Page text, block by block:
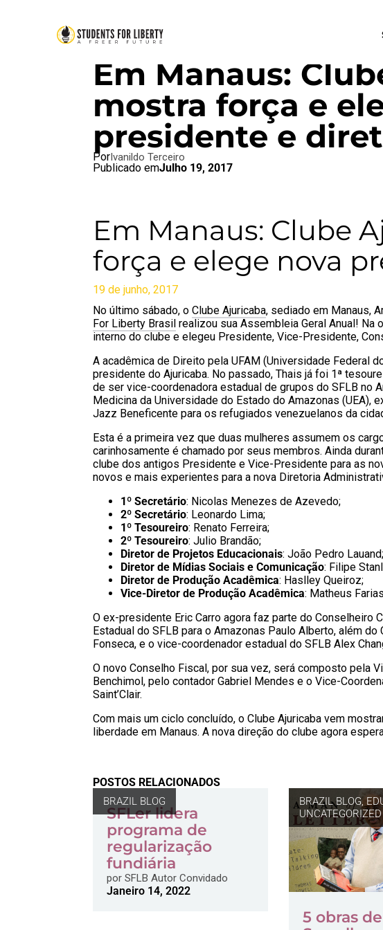
Em Manaus:
mostra força e
presidente e
PorIvanildo Terceiro
Publicado emJulho 19, 2017
Em Manaus: Clube
força e elege nova
19 de junho, 2017
No último sábado, oClube Ajuricaba, sediado em Manaus,
For Liberty Brasil realizou sua Assembleia Geral Anual! Na
interno do clube e elegeu Presidente, Vice-Presidente,
A acadêmica de Direito pela UFAM (Universidade Federal
presidente do Ajuricaba. No passado, Thais já foi 1ª
de ser vice-coordenadora estadual de grupos do SFLB no
Medicina da Universidade do Estado do Amazonas (UEA),
Jazz Beneficente para os refugiados venezuelanos da
Esta é a primeira vez que duas mulheres assumem os
carinhosamente é chamado por seus membros. Ainda
clube dos antigos Presidente e Vice-Presidente para as
novos e mais experientes para a nova Diretoria
1º Secretário: Nicolas Menezes de Azevedo;
2º Secretário: Leonardo Lima;
1º Tesoureiro: Renato Ferreira;
2º Tesoureiro: Julio Brandão;
Diretor de Projetos Educacionais: João Pedro Lauand;
Diretor de Mídias Sociais e Comunicação: Filipe
Diretor de Produção Acadêmica: Haslley Queiroz;
Vice-Diretor de Produção Acadêmica: Matheus
O ex-presidente Eric Carro agora faz parte do Conselheiro
Estadual do SFLB para o Amazonas Paulo Alberto, além
Fonseca, e o vice-coordenador estadual do SFLB Alex
O novo Conselho Fiscal, por sua vez, será composto pela
Benchimol, pelo contador Gabriel Mendes e o Vice-
Saint’Clair.
Com mais um ciclo concluído, o Clube Ajuricaba vem
liberdade em Manaus. A nova direção do clube agora
POSTOS RELACIONADOS
BRAZIL BLOG
SFLer lidera
programa de
regularização
fundiária
por SFLB Autor Convidado
Janeiro 14, 2022
BRAZIL BLOG,
5 obras